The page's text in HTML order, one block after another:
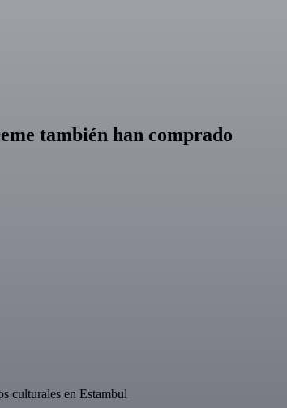
también han comprado
culturales en Estambul